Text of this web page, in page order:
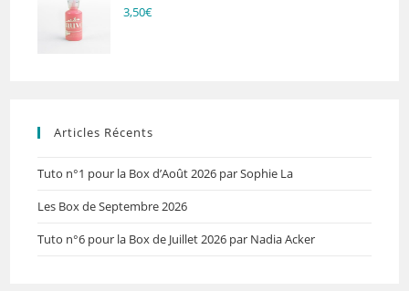
3,50€
Articles Récents
Tuto n°1 pour la Box d’Août 2026 par Sophie La
Les Box de Septembre 2026
Tuto n°6 pour la Box de Juillet 2026 par Nadia Acker